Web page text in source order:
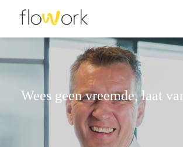
Wees geen vreemde, laat